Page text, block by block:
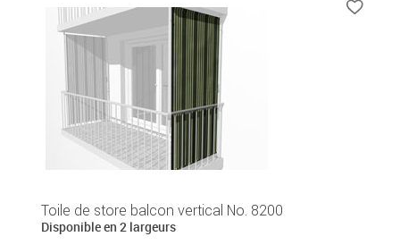
Toile de store balcon vertical No. 8200
Disponible en 2 largeurs